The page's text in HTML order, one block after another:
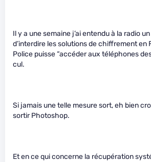
Il y a une semaine j’ai entendu à la radio
d’interdire les solutions de chiffrement en
Police puisse “accéder aux téléphones
cul.
Si jamais une telle mesure sort, eh bien
sortir Photoshop.
Et en ce qui concerne la récupération